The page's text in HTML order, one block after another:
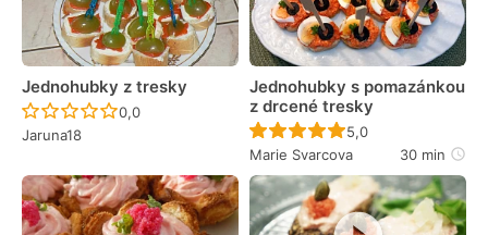
Jednohubky z tresky
Recept ještě nebyl hodnocen
0,0
Jaruna18
Jednohubky s pomazánkou
z drcené tresky
Recept ještě nebyl
5,0
Marie Svarcova
30 min